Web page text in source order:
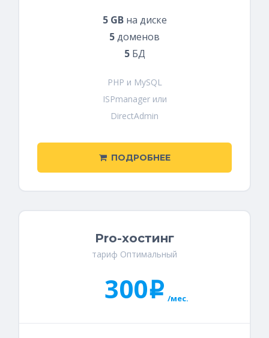
5 GBна диске
5доменов
5БД
PHP и MySQL
ISPmanager или
DirectAdmin
ПОДРОБНЕЕ
Pro-хостинг
тариф Оптимальный
300i /мес.